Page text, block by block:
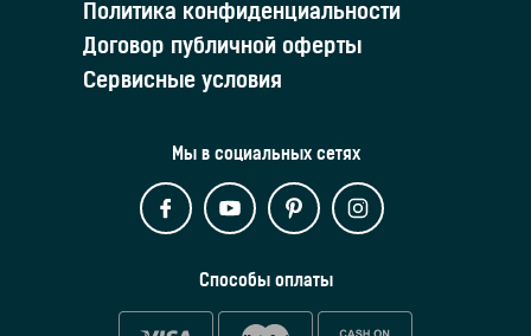
Политика конфиденциальности
Договор публичной оферты
Сервисные условия
Мы в социальных сетях
Способы оплаты